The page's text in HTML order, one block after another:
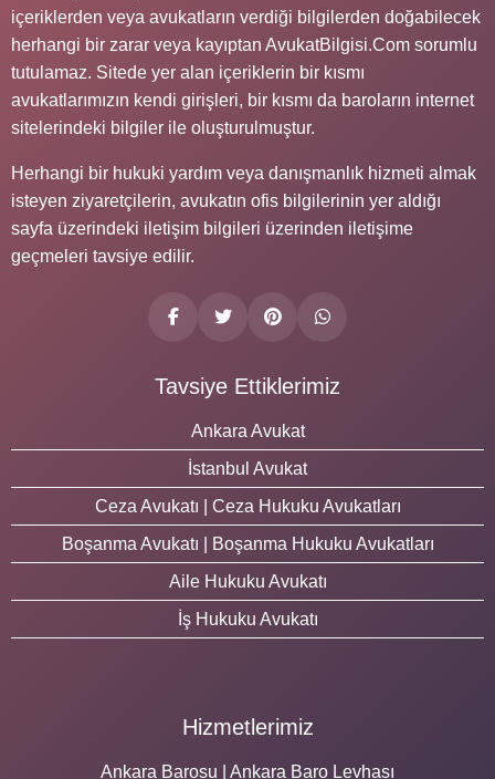
içeriklerden veya avukatların verdiği bilgilerden doğabilecek
herhangi bir zarar veya kayıptan AvukatBilgisi.Com sorumlu
tutulamaz. Sitede yer alan içeriklerin bir kısmı
avukatlarımızın kendi girişleri, bir kısmı da baroların internet
sitelerindeki bilgiler ile oluşturulmuştur.
Herhangi bir hukuki yardım veya danışmanlık hizmeti almak
isteyen ziyaretçilerin, avukatın ofis bilgilerinin yer aldığı
sayfa üzerindeki iletişim bilgileri üzerinden iletişime
geçmeleri tavsiye edilir.
Tavsiye Ettiklerimiz
Ankara Avukat
İstanbul Avukat
Ceza Avukatı | Ceza Hukuku Avukatları
Boşanma Avukatı | Boşanma Hukuku Avukatları
Aile Hukuku Avukatı
İş Hukuku Avukatı
Hizmetlerimiz
Ankara Barosu | Ankara Baro Levhası